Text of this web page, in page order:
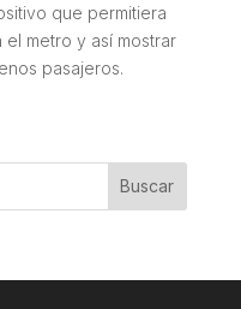
que permitiera
metro y así mostrar
pasajeros.
Buscar